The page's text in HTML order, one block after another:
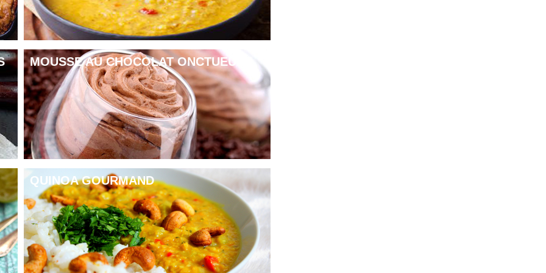
à l’aide des doigts, puis badigeonner le dessus de la focaccia du
l’huile d’olive , les épices.
rosace par-dessus.
au milieu.
MOUSSE AU CHOCOLAT ONCTUEUSE
QUINOA GOURMAND